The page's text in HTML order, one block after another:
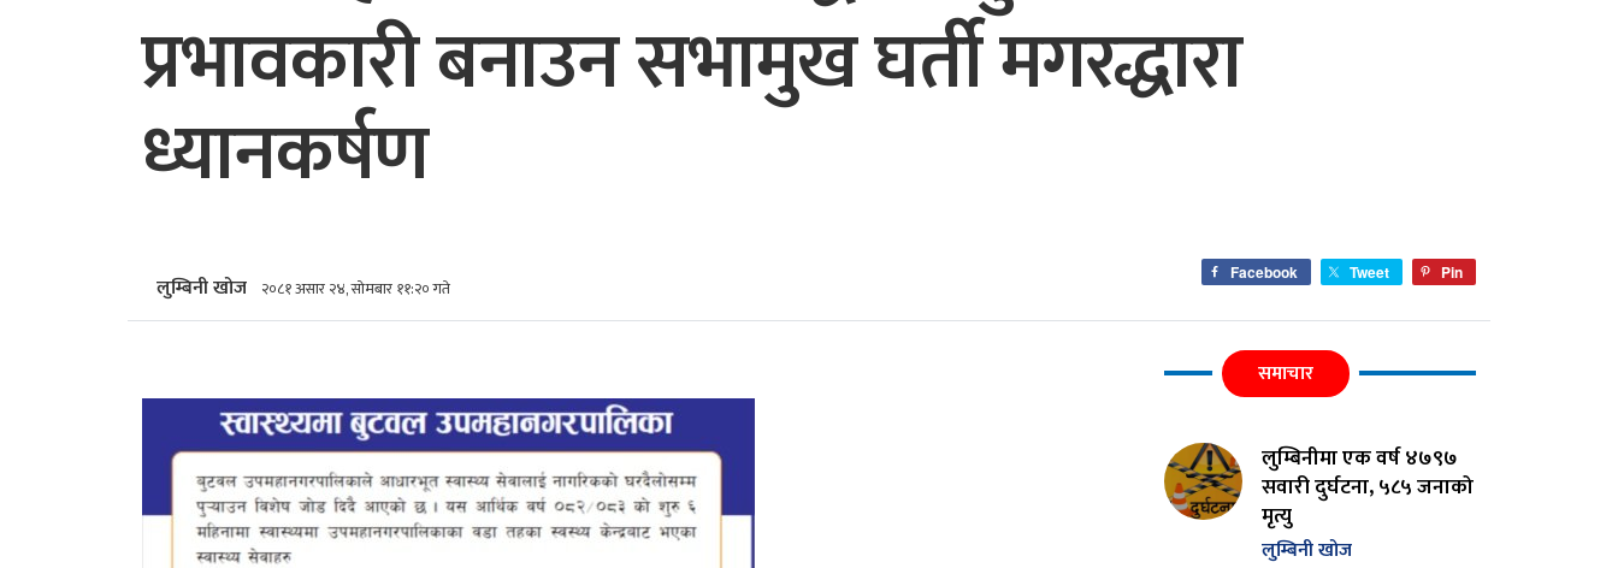
प्रभावकारी बनाउन सभामुख घर्ती मगरद्धारा
ध्यानकर्षण
लुम्बिनी खोज २०८१ असार २४, सोमबार ११:२० गते
Facebook Tweet Pin
समाचार
लुम्बिनीमा एक वर्ष ४७९७
सवारी दुर्घटना, ५८५ जनाको
मृत्यु
लुम्बिनी खोज